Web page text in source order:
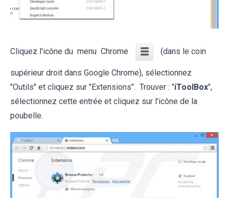
Cliquez l'icône du menu Chrome (dans le coin
supérieur droit dans Google Chrome), sélectionnez
"Outils" et cliquez sur "Extensions". Trouver : "iToolBox",
sélectionnez cette entrée et cliquez sur l'icône de la
poubelle.